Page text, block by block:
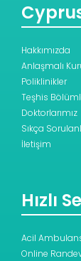
Hakkımızda
Anlaşmalı
Poliklinikler
Teşhis
Doktorlarımız
Sıkça
İletişim
Hızlı
Acil
Online